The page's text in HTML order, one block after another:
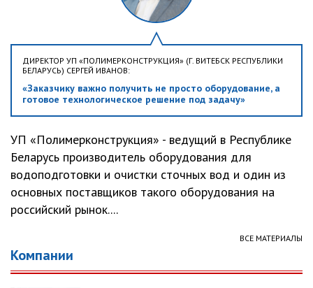
ДИРЕКТОР УП «ПОЛИМЕРКОНСТРУКЦИЯ» (Г. ВИТЕБСК РЕСПУБЛИКИ
БЕЛАРУСЬ) СЕРГЕЙ ИВАНОВ:
«Заказчику важно получить не просто оборудование, а
готовое технологическое решение под задачу»
УП «Полимерконструкция» - ведущий в Республике
Беларусь производитель оборудования для
водоподготовки и очистки сточных вод и один из
основных поставщиков такого оборудования на
российский рынок....
ВСЕ МАТЕРИАЛЫ
Компании